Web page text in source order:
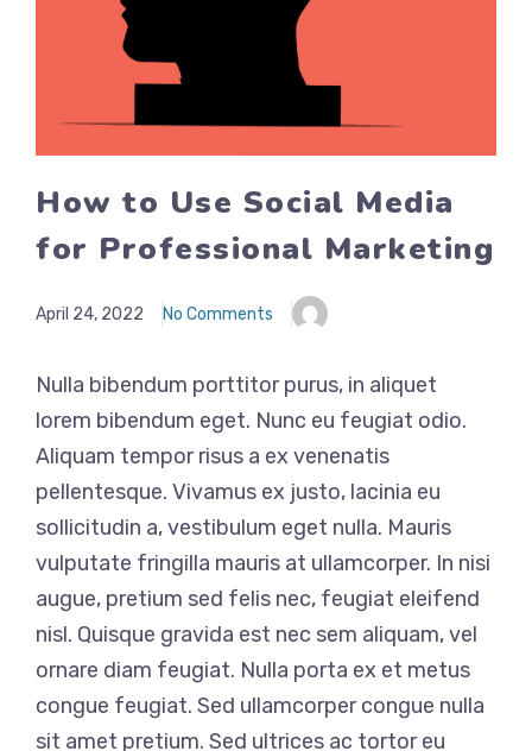
How to Use Social Media
for Professional Marketing
April 24, 2022 No Comments
Nulla bibendum porttitor purus, in aliquet
lorem bibendum eget. Nunc eu feugiat odio.
Aliquam tempor risus a ex venenatis
pellentesque. Vivamus ex justo, lacinia eu
sollicitudin a, vestibulum eget nulla. Mauris
vulputate fringilla mauris at ullamcorper. In nisi
augue, pretium sed felis nec, feugiat eleifend
nisl. Quisque gravida est nec sem aliquam, vel
ornare diam feugiat. Nulla porta ex et metus
congue feugiat. Sed ullamcorper congue nulla
sit amet pretium. Sed ultrices ac tortor eu